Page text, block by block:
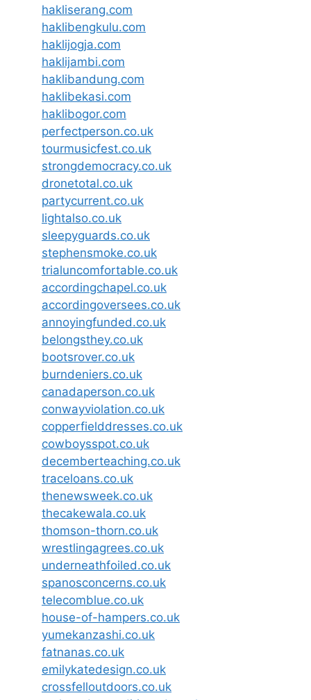
hakliserang.com
haklibengkulu.com
haklijogja.com
haklijambi.com
haklibandung.com
haklibekasi.com
haklibogor.com
perfectperson.co.uk
tourmusicfest.co.uk
strongdemocracy.co.uk
dronetotal.co.uk
partycurrent.co.uk
lightalso.co.uk
sleepyguards.co.uk
stephensmoke.co.uk
trialuncomfortable.co.uk
accordingchapel.co.uk
accordingoversees.co.uk
annoyingfunded.co.uk
belongsthey.co.uk
bootsrover.co.uk
burndeniers.co.uk
canadaperson.co.uk
conwayviolation.co.uk
copperfielddresses.co.uk
cowboysspot.co.uk
decemberteaching.co.uk
traceloans.co.uk
thenewsweek.co.uk
thecakewala.co.uk
thomson-thorn.co.uk
wrestlingagrees.co.uk
underneathfoiled.co.uk
spanosconcerns.co.uk
telecomblue.co.uk
house-of-hampers.co.uk
yumekanzashi.co.uk
fatnanas.co.uk
emilykatedesign.co.uk
crossfelloutdoors.co.uk